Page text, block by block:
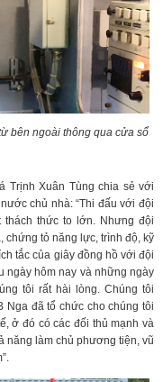
bên ngoài thông qua cửa sổ
Trịnh Xuân Tùng chia sẻ với
chủ nhà: “Thi đấu với đội
thức to lớn. Nhưng đội
chứng tỏ năng lực, trình độ, kỹ
tắc của giây đồng hồ với đội
ngày hôm nay và những ngày
tôi rất hài lòng. Chúng tôi
Nga đã tổ chức cho chúng tôi
ở đó có các đối thủ mạnh và
năng làm chủ phương tiện, vũ